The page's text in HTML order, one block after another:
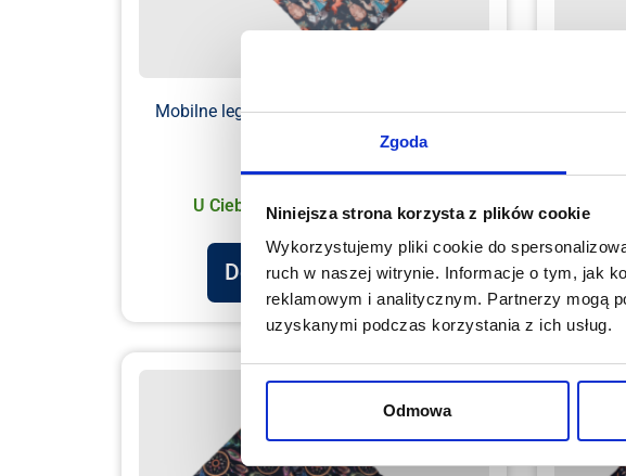
Zgoda
Niniejsza strona korzysta z plików cookie
Wykorzystujemy pliki cookie do
ruch w naszej witrynie. Informacje o tym, jak
reklamowym i analitycznym. Partnerzy mogą
uzyskanymi podczas korzystania z ich usług.
Odmowa
Mobilne legowisko dla psa – Indian szary
159.00zł
U Ciebie już za 1-2 dni robocze
Dodaj do koszyka